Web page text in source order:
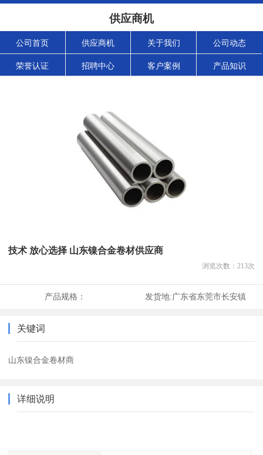
供应商机
公司首页 供应商机 关于我们 公司动态
荣誉认证 招聘中心 客户案例 产品知识
技术 放心选择 山东镍合金卷材供应商
浏览次数： 213次
产品规格： 发货地:广东省东莞市长安镇
关键词
山东镍合金卷材商
详细说明